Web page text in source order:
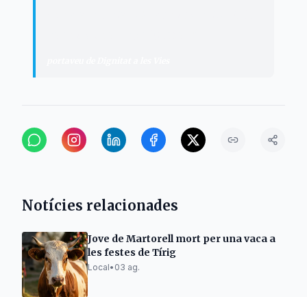
Notícies relacionades
Jove de Martorell mort per una vaca a
les festes de Tírig
Local• 03 ag.